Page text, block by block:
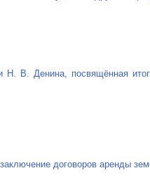
Н. В. Денина, посвящённая
договоров аренды